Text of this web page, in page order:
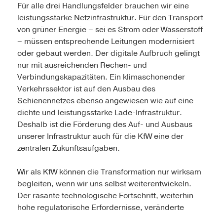
Für alle drei Handlungsfelder brauchen wir eine
leistungsstarke Netzinfrastruktur. Für den Transport
von grüner Energie – sei es Strom oder Wasserstoff
– müssen entsprechende Leitungen modernisiert
oder gebaut werden. Der digitale Aufbruch gelingt
nur mit ausreichenden Rechen- und
Verbindungskapazitäten. Ein klimaschonender
Verkehrssektor ist auf den Ausbau des
Schienennetzes ebenso angewiesen wie auf eine
dichte und leistungsstarke Lade-Infrastruktur.
Deshalb ist die Förderung des Auf- und Ausbaus
unserer Infrastruktur auch für die KfW eine der
zentralen Zukunftsaufgaben.
Wir als KfW können die Transformation nur wirksam
begleiten, wenn wir uns selbst weiterentwickeln.
Der rasante technologische Fortschritt, weiterhin
hohe regulatorische Erfordernisse, veränderte